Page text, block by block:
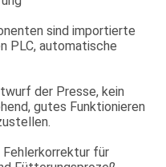
sind importierte
PLC, automatische
der Presse, kein
gutes Funktionieren
für